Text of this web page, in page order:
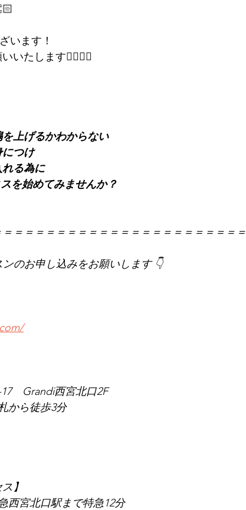
います！
いたします🙇🏻‍♀️✨
上げるかわからない
につけ
る為に
を始めてみませんか？
＝＝＝＝＝＝＝＝＝＝＝＝＝＝＝＝＝＝＝＝＝＝
のお申し込みをお願いします 👇
　Grandi西宮北口2F
から徒歩3分
】
西宮北口駅まで特急12分